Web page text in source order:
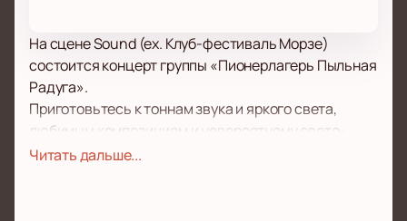
На сцене Sound (ex. Клуб-фестиваль Морзе)
состоится концерт группы «Пионерлагерь Пыльная
Радуга».
Приготовьтесь к тоннам звука и яркого света,
любимым композициям и невероятному свето-
музыкальному шоу! В рамках концерта вы
Читать дальше...